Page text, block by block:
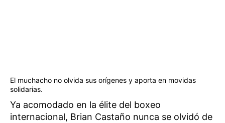
El muchacho no olvida sus orígenes y aporta en movidas
solidarias.
Ya acomodado en la élite del boxeo
internacional, Brian Castaño nunca se olvidó de